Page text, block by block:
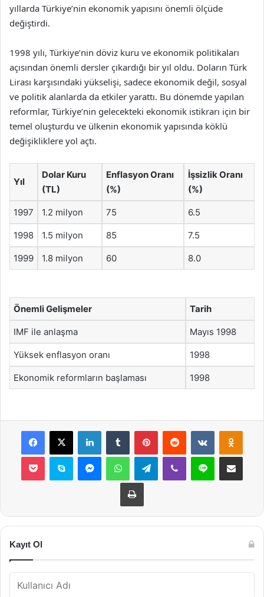
yıllarda Türkiye’nin ekonomik yapısını önemli ölçüde
değiştirdi.
1998 yılı, Türkiye’nin döviz kuru ve ekonomik politikaları
açısından önemli dersler çıkardığı bir yıl oldu. Doların Türk
Lirası karşısındaki yükselişi, sadece ekonomik değil, sosyal
ve politik alanlarda da etkiler yarattı. Bu dönemde yapılan
reformlar, Türkiye’nin gelecekteki ekonomik istikrarı için bir
temel oluşturdu ve ülkenin ekonomik yapısında köklü
değişikliklere yol açtı.
Yıl
Dolar Kuru
(TL)
Enflasyon Oranı
(%)
İşsizlik Oranı
(%)
1997 1.2 milyon 75 6.5
1998 1.5 milyon 85 7.5
1999 1.8 milyon 60 8.0
Önemli Gelişmeler Tarih
IMF ile anlaşma Mayıs 1998
Yüksek enflasyon oranı 1998
Ekonomik reformların başlaması 1998
Facebook
X LinkedInTumblr PinterestReddit VKontakte
Pocket Skype MessengerWhatsAppTelegramViber Line E-Posta ile
Yazdır
Kayıt Ol